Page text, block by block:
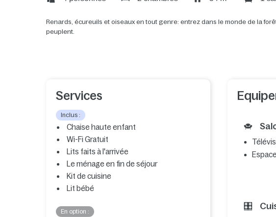
Renards, écureuils et oiseaux en tout genre: entrez dans le monde de la
peuplent.
Services
Inclus :
Chaise haute enfant
Wi-Fi Gratuit
Lits faits à l'arrivée
Le ménage en fin de séjour
Kit de cuisine
Lit bébé
En option :